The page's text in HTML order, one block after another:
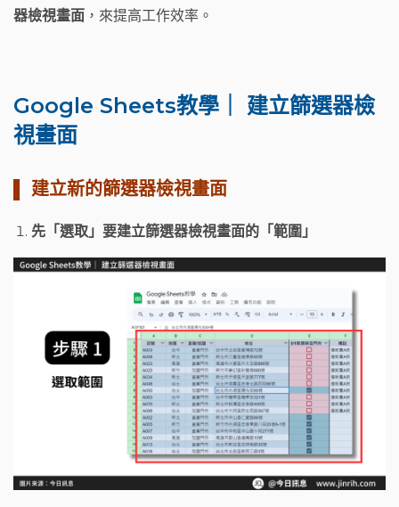
器檢視畫面 ，來提高工作效率。
Google Sheets教學｜ 建立篩選器檢
視畫面
▌ 建立新的篩選器檢視畫面
先「選取」要建立篩選器檢視畫面的「範圍」